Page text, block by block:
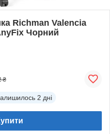
Richman Valencia
Чорний
₴
2 дні